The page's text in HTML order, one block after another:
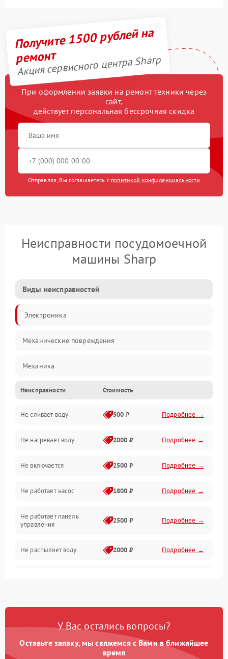
Получите 1500 рублей на
ремонт
Акция сервисного центра Sharp
При оформлении заявки на ремонт техники через
сайт,
действует персональная бессрочная скидка
Отправляя, Вы соглашаетесь с политикой конфиденциальности
Неисправности посудомоечной
машины Sharp
Виды неисправностей
Электроника
Механические повреждения
Механика
Управление
Электропитание
Датчики
Нагрев
Вода
Гигиена
Программное обеспечение
Неисправности Стоимость
Не сливает воду 500 ₽ Подробнее →
Не нагревает воду 2000 ₽ Подробнее →
Не включается 2500 ₽ Подробнее →
Не работает насос 1800 ₽ Подробнее →
Не работает панель
управления
2500 ₽ Подробнее →
Не распыляет воду 2000 ₽ Подробнее →
Проблемы с набором
Не работает сушилка 2100 ₽ Подробнее →
У Вас остались вопросы?
Оставьте заявку, мы свяжемся с Вами в ближайшее
время